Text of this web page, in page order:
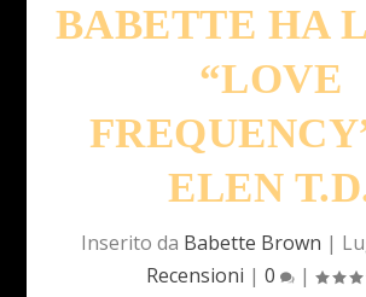
BABETTE HA
“LOVE
ELEN
Inserito da Babette Brown |
Recensioni | 0 |